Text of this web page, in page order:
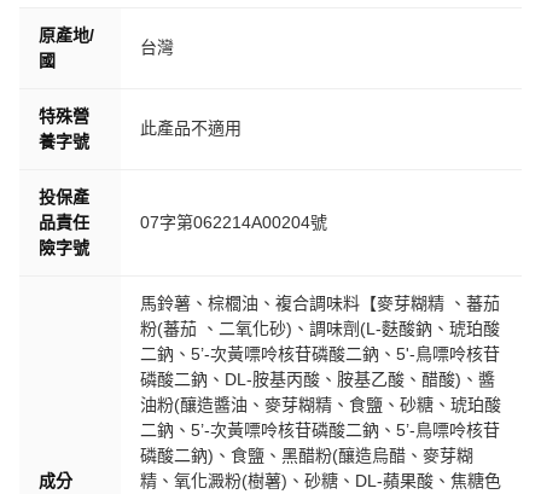
原產地/
國
台灣
特殊營
養字號
此產品不適用
投保產
品責任
險字號
07字第062214A00204號
成分
馬鈴薯、棕櫚油、複合調味料【麥芽糊精 、蕃茄
粉(蕃茄 、二氧化砂)、調味劑(L-麩酸鈉、琥珀酸
二鈉、5’-次黃嘌呤核苷磷酸二鈉、5'-鳥嘌呤核苷
磷酸二鈉、DL-胺基丙酸、胺基乙酸、醋酸)、醬
油粉(釀造醬油、麥芽糊精、食鹽、砂糖、琥珀酸
二鈉、5’-次黃嘌呤核苷磷酸二鈉、5’-鳥嘌呤核苷
磷酸二鈉)、食鹽、黑醋粉(釀造烏醋、麥芽糊
精、氧化澱粉(樹薯)、砂糖、DL-蘋果酸、焦糖色